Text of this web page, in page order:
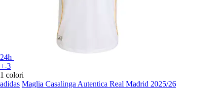
24h
+-3
1 colori
adidas Maglia Casalinga Autentica Real Madrid 2025/26